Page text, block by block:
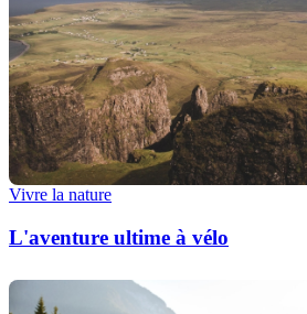
Vivre la nature
L'aventure ultime à vélo